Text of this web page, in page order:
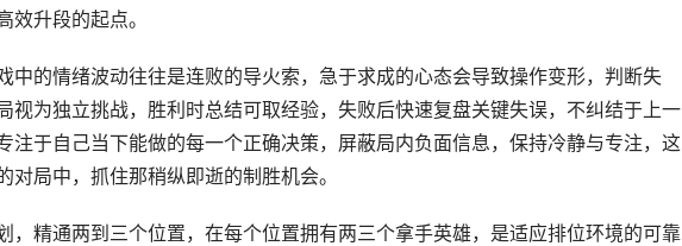
升段的起点。
中的情绪波动往往是连败的导火索，急于求成的心态会导致操作变形，判断失
视为独立挑战，胜利时总结可取经验，失败后快速复盘关键失误，不纠结于上一
注于自己当下能做的每一个正确决策，屏蔽局内负面信息，保持冷静与专注，这
局中，抓住那稍纵即逝的制胜机会。
，精通两到三个位置，在每个位置拥有两三个拿手英雄，是适应排位环境的可靠